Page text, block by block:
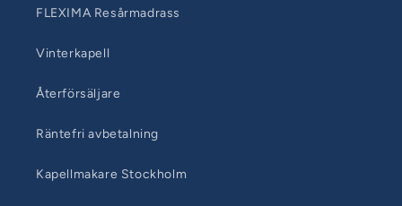
FLEXIMA Resårmadrass
Vinterkapell
Återförsäljare
Räntefri avbetalning
Kapellmakare Stockholm